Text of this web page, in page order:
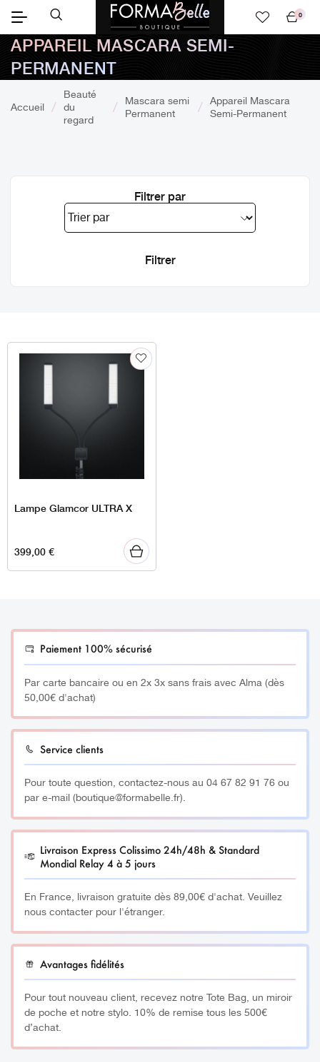
panier
0
APPAREIL MASCARA SEMI-
PERMANENT
Accueil
Beauté
du
regard
Mascara semi
Permanent
Appareil Mascara
Semi-Permanent
Filtrer par
Lampe Glamcor ULTRA X
399,00€
Paiement 100% sécurisé
Par carte bancaire ou en 2x 3x sans frais avec Alma (dès
50,00€ d'achat)
Service clients
Pour toute question, contactez-nous au 04 67 82 91 76 ou
par e-mail (boutique@formabelle.fr).
Livraison Express Colissimo 24h/48h & Standard
Mondial Relay 4 à 5 jours
En France, livraison gratuite dès 89,00€ d'achat. Veuillez
nous contacter pour l'étranger.
Avantages fidélités
Pour tout nouveau client, recevez notre Tote Bag, un miroir
de poche et notre stylo. 10% de remise tous les 500€
d’achat.